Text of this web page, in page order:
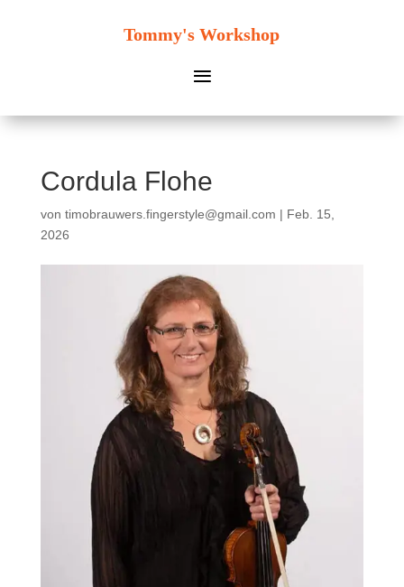
Tommy's Workshop
Cordula Flohe
von timobrauwers.fingerstyle@gmail.com | Feb. 15,
2026